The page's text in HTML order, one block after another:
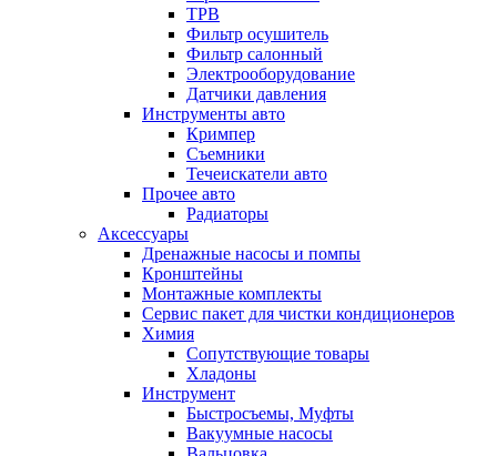
ТРВ
Фильтр осушитель
Фильтр салонный
Электрооборудование
Датчики давления
Инструменты авто
Кримпер
Съемники
Течеискатели авто
Прочее авто
Радиаторы
Аксессуары
Дренажные насосы и помпы
Кронштейны
Монтажные комплекты
Сервис пакет для чистки кондиционеров
Химия
Сопутствующие товары
Хладоны
Инструмент
Быстросъемы, Муфты
Вакуумные насосы